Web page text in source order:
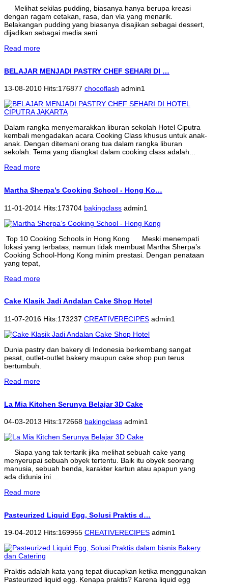
Melihat sekilas pudding, biasanya hanya berupa kreasi
dengan ragam cetakan, rasa, dan vla yang menarik.
Belakangan pudding yang biasanya disajikan sebagai dessert,
dijadikan sebagai media seni.
Read more
BELAJAR MENJADI PASTRY CHEF SEHARI DI …
13-08-2010 Hits:176877 chocoflash admin1
Dalam rangka menyemarakkan liburan sekolah Hotel Ciputra
kembali mengadakan acara Cooking Class khusus untuk anak-
anak. Dengan ditemani orang tua dalam rangka liburan
sekolah. Tema yang diangkat dalam cooking class adalah...
Read more
Martha Sherpa’s Cooking School - Hong Ko…
11-01-2014 Hits:173704 bakingclass admin1
Top 10 Cooking Schools in Hong Kong Meski menempati
lokasi yang terbatas, namun tidak membuat Martha Sherpa’s
Cooking School-Hong Kong minim prestasi. Dengan penataan
yang tepat,
Read more
Cake Klasik Jadi Andalan Cake Shop Hotel
11-07-2016 Hits:173237 CREATIVERECIPES admin1
Dunia pastry dan bakery di Indonesia berkembang sangat
pesat, outlet-outlet bakery maupun cake shop pun terus
bertumbuh.
Read more
La Mia Kitchen Serunya Belajar 3D Cake
04-03-2013 Hits:172668 bakingclass admin1
Siapa yang tak tertarik jika melihat sebuah cake yang
menyerupai sebuah obyek tertentu. Baik itu obyek seorang
manusia, sebuah benda, karakter kartun atau apapun yang
ada didunia ini....
Read more
Pasteurized Liquid Egg, Solusi Praktis d…
19-04-2012 Hits:169955 CREATIVERECIPES admin1
Praktis adalah kata yang tepat diucapkan ketika menggunakan
Pasteurized liquid egg. Kenapa praktis? Karena liquid egg